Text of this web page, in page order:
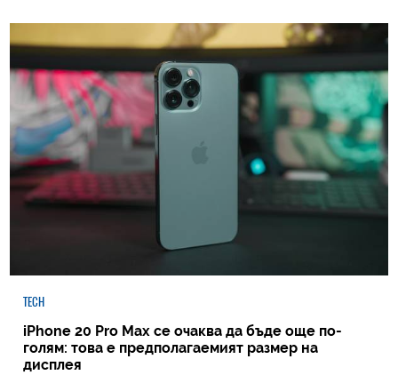
TECH
iPhone 20 Pro Max се очаква да бъде още по-
голям: това е предполагаемият размер на
дисплея